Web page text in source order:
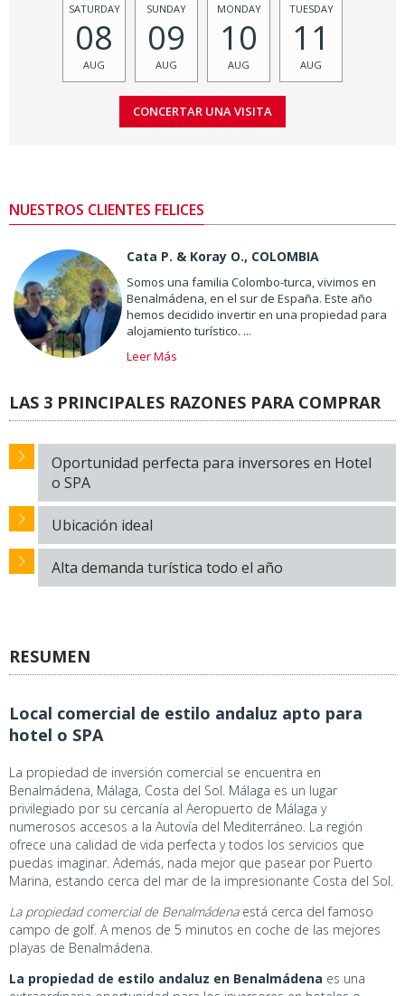
SATURDAY
08
AUG
SUNDAY
09
AUG
MONDAY
10
AUG
TUESDAY
11
AUG
NUESTROS CLIENTES FELICES
Cata P. & Koray O., COLOMBIA
Somos una familia Colombo-turca, vivimos en
Benalmádena, en el sur de España. Este año
hemos decidido invertir en una propiedad para
alojamiento turístico. ...
Leer Más
LAS 3 PRINCIPALES RAZONES PARA COMPRAR
Oportunidad perfecta para inversores en Hotel
o SPA
Ubicación ideal
Alta demanda turística todo el año
RESUMEN
Local comercial de estilo andaluz apto para
hotel o SPA
La propiedad de inversión comercial se encuentra en
Benalmádena, Málaga, Costa del Sol. Málaga es un lugar
privilegiado por su cercanía al Aeropuerto de Málaga y
numerosos accesos a la Autovía del Mediterráneo. La región
ofrece una calidad de vida perfecta y todos los servicios que
puedas imaginar. Además, nada mejor que pasear por Puerto
Marina, estando cerca del mar de la impresionante Costa del Sol.
La propiedad comercial de Benalmádenaestá cerca del famoso
campo de golf. A menos de 5 minutos en coche de las mejores
playas de Benalmádena.
La propiedad de estilo andaluz en Benalmádena es una